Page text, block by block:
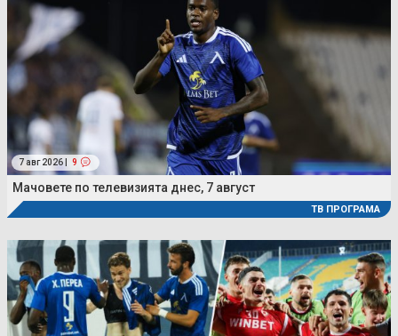
7 авг 2026 | 9
Мачовете по телевизията днес, 7 август
ТВ ПРОГРАМА